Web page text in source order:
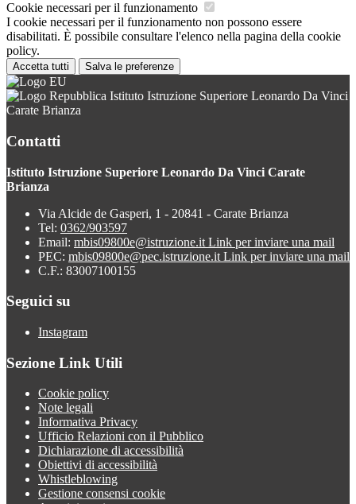
Cookie necessari per il funzionamento
I cookie necessari per il funzionamento non possono essere
disabilitati. È possibile consultare l'elenco nella pagina della cookie
policy.
Accetta tutti Salva le preferenze
Istituto Istruzione Superiore Leonardo Da Vinci
Carate Brianza
Contatti
Istituto Istruzione Superiore Leonardo Da Vinci Carate
Brianza
Via Alcide de Gasperi, 1 - 20841 - Carate Brianza
Tel: 0362/903597
Email: mbis09800e@istruzione.it Link per inviare una mail
PEC: mbis09800e@pec.istruzione.it Link per inviare una mail
C.F.: 83007100155
Seguici su
Instagram
Sezione Link Utili
Cookie policy
Note legali
Informativa Privacy
Ufficio Relazioni con il Pubblico
Dichiarazione di accessibilità
Obiettivi di accessibilità
Whistleblowing
Gestione consensi cookie